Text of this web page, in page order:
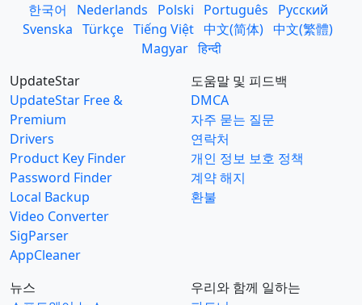
한국어
Nederlands Polski Português
Русский
Svenska Türkçe Tiếng Việt 中文(简体) 中文(繁體)
Magyar हिन्दी
UpdateStar
UpdateStar Free &
Premium
Drivers
Product Key Finder
Password Finder
Local Backup
Video Converter
SigParser
AppCleaner
도움말 및 피드백
DMCA
자주 묻는 질문
연락처
개인 정보 보호 정책
계약 해지
환불
뉴스
우리와 함께 일하는